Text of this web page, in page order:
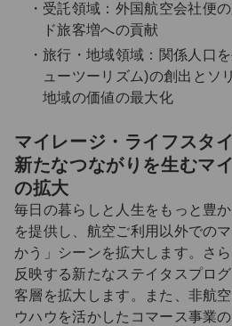
受託領域：外国航空会社便
ド旅客増への貢献
旅行・地域領域：関係人口
ューツーリズム)の創出とソ
地域の価値の最大化
マイレージ・ライフスタ
新たなつながりを生むマ
の拡大
毎日の暮らしと人生をもっと豊
を提供し、航空ご利用以外での
かう」シーンを拡大します。さ
反映する新たなステイタスプロ
客層を拡大します。また、非航
ウハウを活かしたコマース事業